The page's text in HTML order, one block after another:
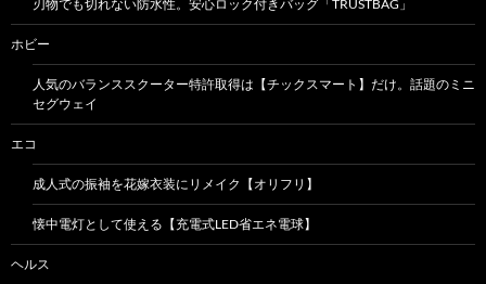
刃物でも切れない防水性。安心ロック付きバッグ「TRUSTBAG」
ホビー
人気のバランススクーター特許取得は【チックスマート】だけ。話題のミニ
セグウェイ
エコ
成人式の振袖を花嫁衣装にリメイク【オリフリ】
懐中電灯として使える【充電式LED省エネ電球】
ヘルス